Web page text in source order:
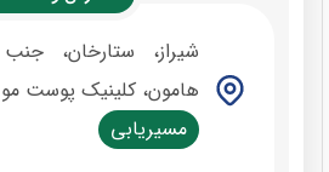
شیراز، ستارخان،
هامون، کلینیک پوست مو
مسیریابی